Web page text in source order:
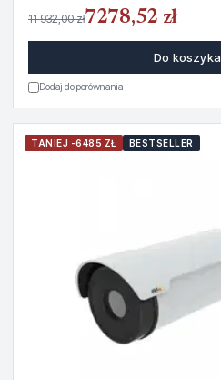
11 932,00 zł7278,52 zł
Do koszyka
Dodaj do porównania
TANIEJ -6485 ZŁ BESTSELLER